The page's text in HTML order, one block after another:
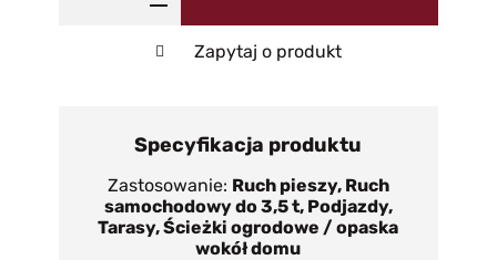
Zapytaj o produkt
Specyfikacja produktu
Zastosowanie Ruch pieszy, Ruch
samochodowy do 3,5 t, Podjazdy,
Tarasy, Ścieżki ogrodowe / opaska
wokół domu